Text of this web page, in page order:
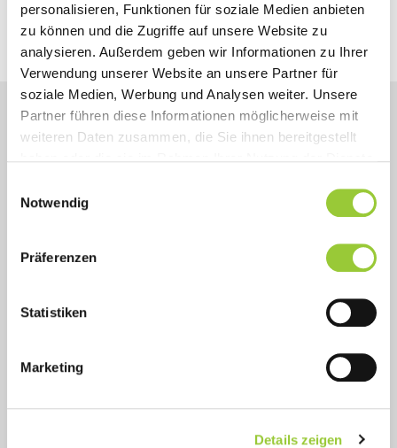
personalisieren, Funktionen für soziale Medien anbieten
zu können und die Zugriffe auf unsere Website zu
analysieren. Außerdem geben wir Informationen zu Ihrer
Verwendung unserer Website an unsere Partner für
soziale Medien, Werbung und Analysen weiter. Unsere
Partner führen diese Informationen möglicherweise mit
weiteren Daten zusammen, die Sie ihnen bereitgestellt
Cookies, wenn Sie unsere Webseite weiterhin nutzen.
Notwendig
Präferenzen
Statistiken
Marketing
Details zeigen
Themengebiet
Pflege und med. Assistenzberufe